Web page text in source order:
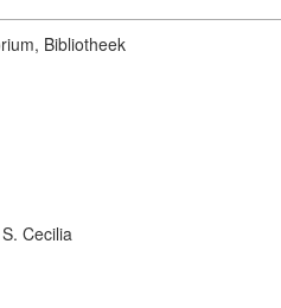
Bibliotheek
Cecilia